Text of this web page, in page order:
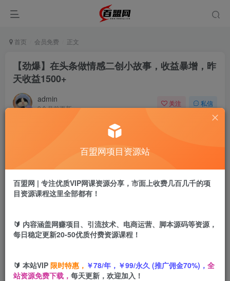
首页 会员免费 正文
【劲爆】在头条做情感二创小故事，收益暴增，昨
天收益1500+
admin
9个月前更新
关注 私信
盟币 9.9
立即购买
百盟网项目资源站
百盟网 | 专注优质VIP网课资源分享，市面上收费几百几千的项
目资源课程这里全部都有！
🔰 内容涵盖网赚项目、引流技术、电商运营、脚本源码等资源，
每日稳定更新20-50优质付费资源课程！
🔰 本站VIP 限时特惠， ￥78/年，￥99/永久 (推广佣金70%)， 全
站资源免费下载， 每天更新，欢迎加入！